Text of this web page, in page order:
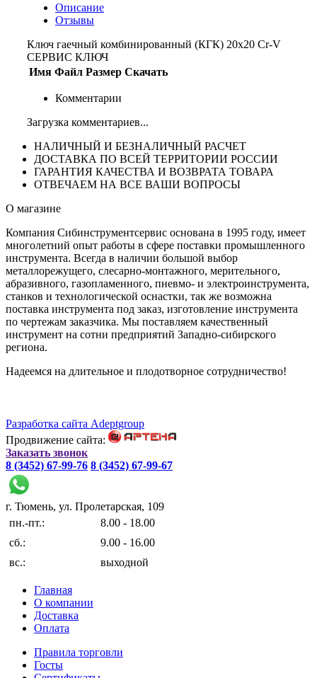
Описание
Отзывы
Ключ гаечный комбинированный (КГК) 20х20 Cr-V
СЕРВИС КЛЮЧ
Имя Файл Размер Скачать
Комментарии
Загрузка комментариев...
НАЛИЧНЫЙ И БЕЗНАЛИЧНЫЙ РАСЧЕТ
ДОСТАВКА ПО ВСЕЙ ТЕРРИТОРИИ РОССИИ
ГАРАНТИЯ КАЧЕСТВА И ВОЗВРАТА ТОВАРА
ОТВЕЧАЕМ НА ВСЕ ВАШИ ВОПРОСЫ
О магазине
Компания Сибинструментсервис основана в 1995 году, имеет
многолетний опыт работы в сфере поставки промышленного
инструмента. Всегда в наличии большой выбор
металлорежущего, слесарно-монтажного, мерительного,
абразивного, газопламенного, пневмо- и электроинструмента,
станков и технологической оснастки, так же возможна
поставка инструмента под заказ, изготовление инструмента
по чертежам заказчика. Мы поставляем качественный
инструмент на сотни предприятий Западно-сибирского
региона.
Надеемся на длительное и плодотворное сотрудничество!
Разработка сайта Adeptgroup
Продвижение сайта:
Заказать звонок
8 (3452) 67-99-76 8 (3452) 67-99-67
г. Тюмень, ул. Пролетарская, 109
пн.-пт.:
8.00 - 18.00
сб.:
9.00 - 16.00
вс.:
выходной
Главная
О компании
Доставка
Оплата
Правила торговли
Госты